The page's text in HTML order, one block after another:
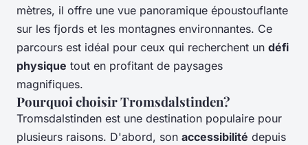
mètres, il offre une vue panoramique époustouflante
sur les fjords et les montagnes environnantes. Ce
parcours est idéal pour ceux qui recherchent un défi
physique tout en profitant de paysages
magnifiques.
Pourquoi choisir Tromsdalstinden?
Tromsdalstinden est une destination populaire pour
plusieurs raisons. D'abord, son accessibilité depuis